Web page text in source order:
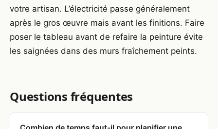
votre artisan. L’électricité passe généralement
après le gros œuvre mais avant les finitions. Faire
poser le tableau avant de refaire la peinture évite
les saignées dans des murs fraîchement peints.
Questions fréquentes